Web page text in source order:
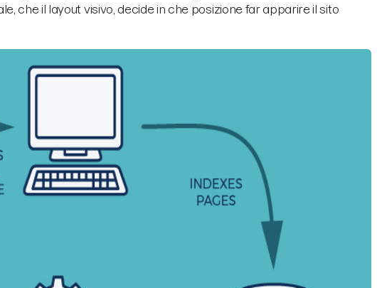
che il layout visivo, decide in che posizione far apparire il sito